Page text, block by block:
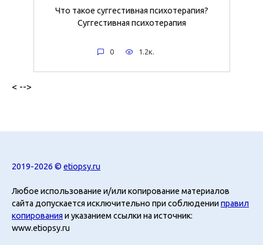
Что такое суггестивная психотерапия?
Суггестивная психотерапия
0 1.2к.
< -->
2019-2026 © etiopsy.ru
Любое использование и/или копирование материалов
сайта допускается исключительно при соблюденииправил
копирования и указанием ссылки на источник:
www.etiopsy.ru